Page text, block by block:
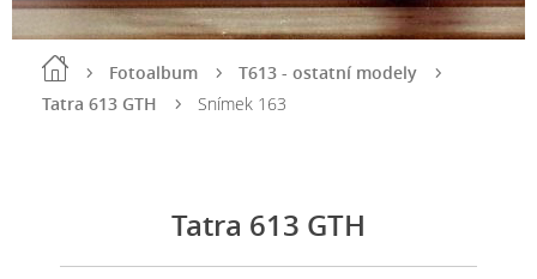
Fotoalbum
T613 - ostatní modely
Tatra 613 GTH
Snímek 163
Tatra 613 GTH